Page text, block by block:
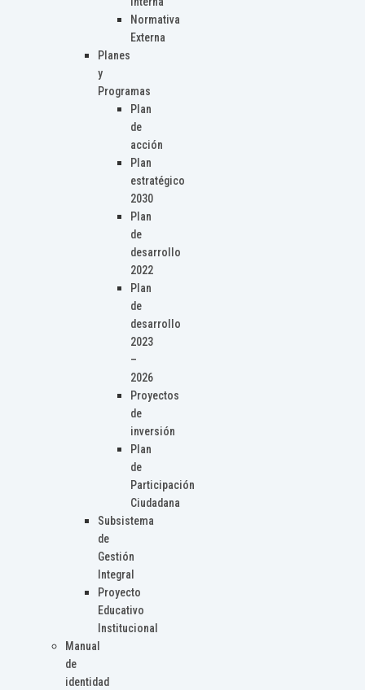
Normativa
Externa
Planes
y
Programas
Plan
de
acción
Plan
estratégico
2030
Plan
de
desarrollo
2022
Plan
de
desarrollo
2023
–
2026
Proyectos
de
inversión
Plan
de
Participación
Ciudadana
Subsistema
de
Gestión
Integral
Proyecto
Educativo
Institucional
Manual
de
identidad